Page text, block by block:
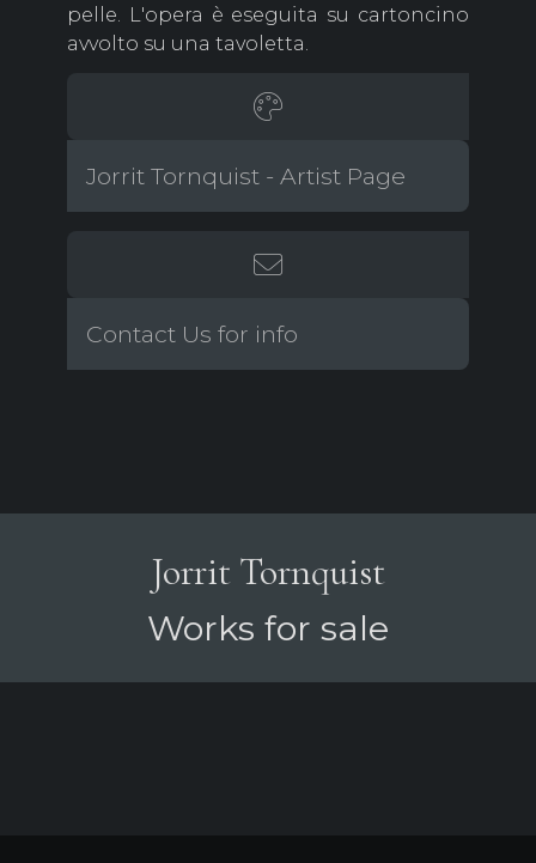
pelle. L'opera è eseguita su cartoncino
avvolto su una tavoletta.
Jorrit Tornquist - Artist Page
Contact Us for info
Jorrit Tornquist
Works for sale